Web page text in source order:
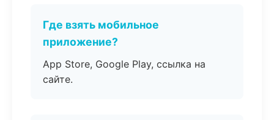
Где взять мобильное
приложение?
App Store, Google Play, ссылка на
сайте.